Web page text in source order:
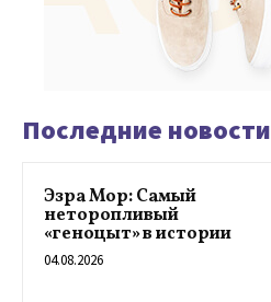
Последние новости
Эзра Мор: Самый
неторопливый
«геноцыт» в истории
04.08.2026